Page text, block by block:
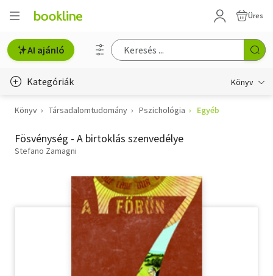
Üres
AI ajánló
Kategóriák Könyv
Életmód, egészség
Erotika
Hobbi, szabadidő
Könyv Társadalomtudomány Pszichológia Egyéb
Fösvénység - A birtoklás szenvedélye
Stefano Zamagni